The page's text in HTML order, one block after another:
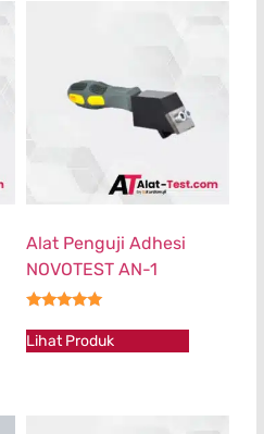
Alat Penguji Adhesi
NOVOTEST AN-1
Lihat Produk